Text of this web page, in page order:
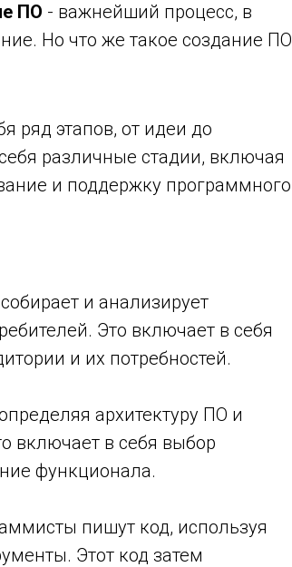
ПО - важнейший процесс, в
Но что же такое создание ПО
ряд этапов, от идеи до
различные стадии, включая
и поддержку программного
и анализирует
Это включает в себя
и их потребностей.
архитектуру ПО и
включает в себя выбор
функционала.
пишут код, используя
Этот код затем